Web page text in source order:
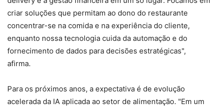
criar soluções que permitam ao dono do restaurante
concentrar-se na comida e na experiência do cliente,
enquanto nossa tecnologia cuida da automação e do
fornecimento de dados para decisões estratégicas",
afirma.
Para os próximos anos, a expectativa é de evolução
acelerada da IA aplicada ao setor de alimentação. "Em um